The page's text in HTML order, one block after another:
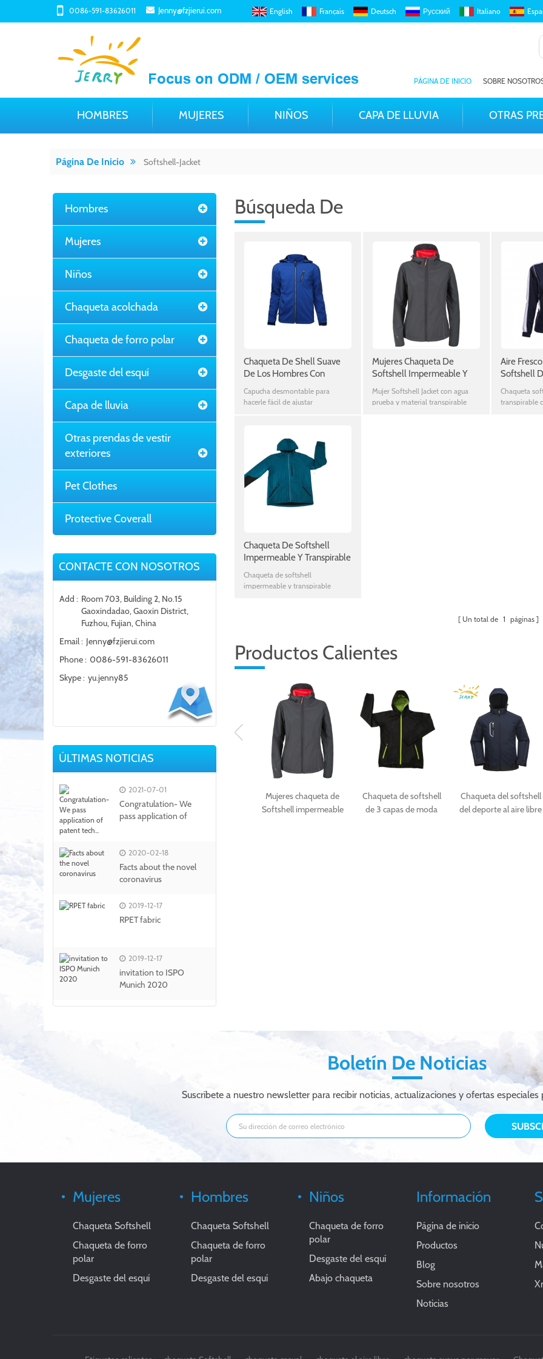
0086-591-83626011 Jenny@fzjierui.com English Français Deutsch Русский Italiano
PÁGINA DE INICIO SOBRE
HOMBRES MUJERES NIÑOS CAPA DE LLUVIA OTRAS
Página De Inicio Softshell-Jacket
Hombres
Mujeres
Niños
Chaqueta acolchada
Chaqueta de forro polar
Desgaste del esquí
Capa de lluvia
Otras prendas de vestir
exteriores
Pet Clothes
Protective Coverall
CONTACTE CON NOSOTROS
Add : Room 703, Building 2, No.15
Gaoxindadao, Gaoxin District,
Fuzhou, Fujian, China
Email : Jenny@fzjierui.com
Phone : 0086-591-83626011
Skype : yu.jenny85
ÚLTIMAS NOTICIAS
2021-07-01
Congratulation- We
pass application of
2020-02-18
Facts about the novel
coronavirus
2019-12-17
RPET fabric
2019-12-17
invitation to ISPO
Munich 2020
Búsqueda De
Chaqueta De Shell Suave
De Los Hombres Con
Capucha Desmontable
Capucha desmontable para
hacerle fácil de ajustar
Mujeres Chaqueta De
Softshell Impermeable Y
Transpirable
Mujer Softshell Jacket con agua
prueba y material transpirable
Aire
Softshell
Sin Capucha
Chaqueta
transpirable
Chaqueta De Softshell
Impermeable Y Transpirable
Chaqueta de softshell
impermeable y transpirable
Un total de 1 páginas
Productos Calientes
rompevientos de
hombre costilla Poly
Mujeres chaqueta de
Softshell impermeable
Chaqueta de softshell
de 3 capas de moda
Chaqueta del softshell
del deporte al aire libre
Boletín De Noticias
Suscríbete a nuestro newsletter para recibir noticias, actualizaciones y ofertas
Mujeres
Chaqueta Softshell
Chaqueta de forro
polar
Desgaste del esquí
Hombres
Chaqueta Softshell
Chaqueta de forro
polar
Desgaste del esquí
Niños
Chaqueta de forro
polar
Desgaste del esquí
Abajo chaqueta
Información
Página de inicio
Productos
Blog
Sobre nosotros
Noticias